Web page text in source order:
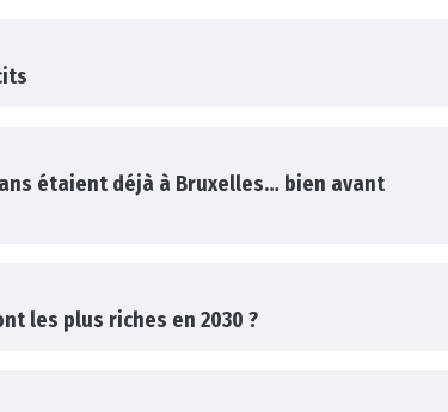
étaient déjà à Bruxelles… bien avant
les plus riches en 2030 ?